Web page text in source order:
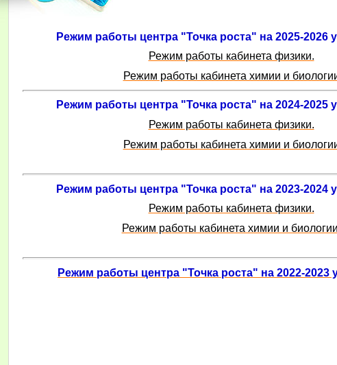
Режим работы центра "Точка роста" на 2025-2026
Режим работы кабинета физики.
Режим работы кабинета химии и
Режим работы центра "Точка роста" на 2024-2025
Режим работы кабинета физики.
Режим работы кабинета химии и
Режим работы центра "Точка роста" на 2023-2024
Режим работы кабинета физики.
Режим работы кабинета химии и
Режим работы центра "Точка роста" на 2022-2023